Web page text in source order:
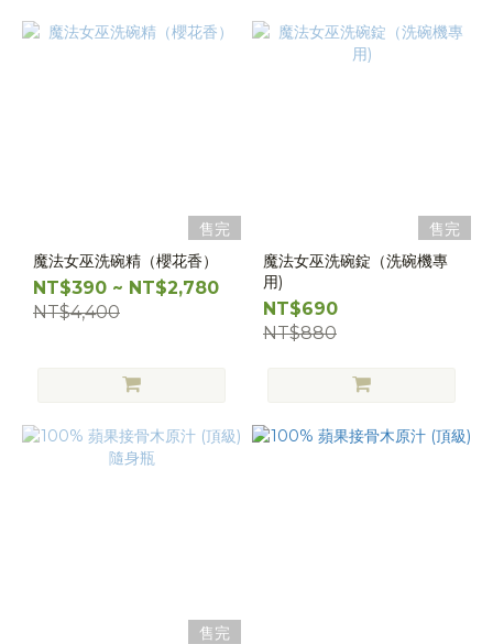
售完
魔法女巫洗碗精（櫻花香）
NT$390 ~ NT$2,780
NT$4,400
售完
魔法女巫洗碗錠（洗碗機專
用)
NT$690
NT$880
售完